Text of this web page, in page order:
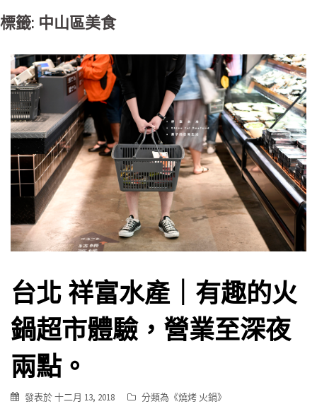
標籤: 中山區美食
台北 祥富水產｜有趣的火
鍋超市體驗，營業至深夜
兩點。
發表於十二月 13, 2018 分類為《燒烤 火鍋》